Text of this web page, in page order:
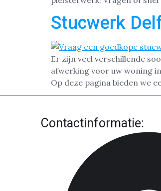
Stucwerk
Er zijn veel verschillende
afwerking voor uw woning
Op deze pagina bieden we
Contactinformatie: